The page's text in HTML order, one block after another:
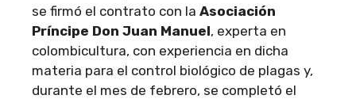
se firmó el contrato con la Asociación
Príncipe Don Juan Manuel, experta en
colombicultura, con experiencia en dicha
materia para el control biológico de plagas y,
durante el mes de febrero, se completó el